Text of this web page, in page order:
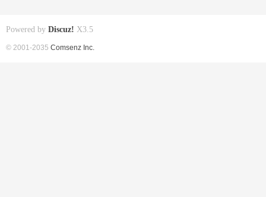
Powered by Discuz! X3.5
© 2001-2035 Comsenz Inc.